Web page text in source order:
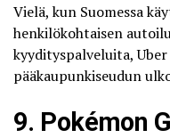
Vielä, kun Suomessa
henkilökohtaisen
kyydityspalveluita,
pääkaupunkiseudun
9. Pokémon